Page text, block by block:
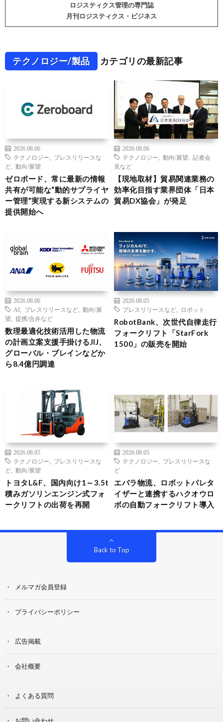
ロジスティクス管理の専門誌
月刊ロジスティクス・ビジネス
テクノロジー/製品 カテゴリの最新記事
2026.08.06
テクノロジー
プレスリリースな
ど
動向/展望
ゼロボード、常に最新の情報
共有が可能な“動的サプライヤ
ー管理”実現する新システムの
提供開始へ
2026.08.06
テクノロジー
動向/展望
記者会
見など
【現地取材】貿易関連業務の
効率化目指す業界団体「日本
貿易DX協会」が発足
2026.08.06
AI
プレスリリースなど
動向/展
望
提携/合弁など
数理最適化技術活用した物流
の計画立案支援手掛けるJIJ、
グローバル・ブレインなどか
ら8.4億円調達
2026.08.05
プレスリリースなど
ロボット
RobotBank、次世代自律走行
フォークリフト「StarFork
1500」の販売を開始
2026.08.05
テクノロジー
プレスリリースな
ど
動向/展望
トヨタL&F、国内向け1～3.5t
積みガソリンエンジン式フォ
ークリフトの出荷を再開
2026.08.05
テクノロジー
プレスリリースな
ど
エバラ物流、ロボットパレタ
イザーと連携するハクオウロ
ボの自動フォークリフト導入
Back to Top
メルマガ会員登録
プライバシーポリシー
広告掲載
会社概要
よくある質問